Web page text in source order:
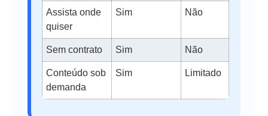
Assista onde
quiser
Sim Não
Sem contrato Sim Não
Conteúdo sob
demanda
Sim Limitado